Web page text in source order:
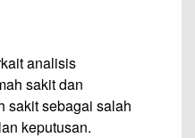
analisis
sakit dan
sakit sebagai salah
keputusan.